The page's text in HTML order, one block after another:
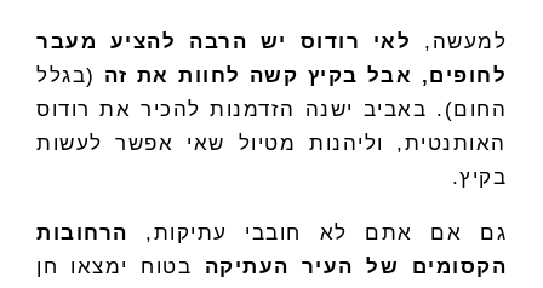
למעשה,
לאי רודוס יש הרבה להציע מעבר
לחופים, אבל בקיץ קשה לחוות את זה (בגלל
החום). באביב ישנה הזדמנות להכיר את רודוס
האותנטית, וליהנות מטיול שאי אפשר לעשות
בקיץ.
גם אם אתם לא חובבי עתיקות, הרחובות
הקסומים של העיר העתיקה בטוח ימצאו חן